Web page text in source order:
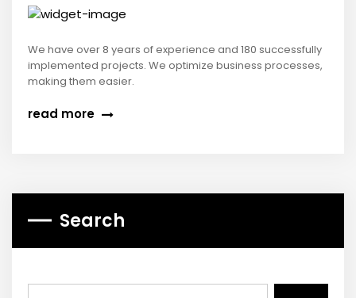
We have over 8 years of experience and 180 successfully
implemented projects. We optimize business processes,
making them easier.
read more
Search